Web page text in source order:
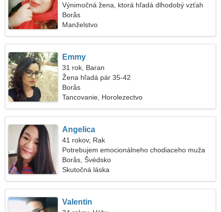
Výnimočná žena, ktorá hľadá dlhodobý vzťah
Borås
Manželstvo
Emmy
31 rok, Baran
Žena hľadá pár 35-42
Borås
Tancovanie, Horolezectvo
Angelica
41 rokov, Rak
Potrebujem emocionálneho chodiaceho muža
Borås, Švédsko
Skutočná láska
Valentin